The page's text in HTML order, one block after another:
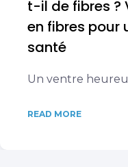
t-il de fibres ?
en fibres pour
santé
Un ventre
READ MORE